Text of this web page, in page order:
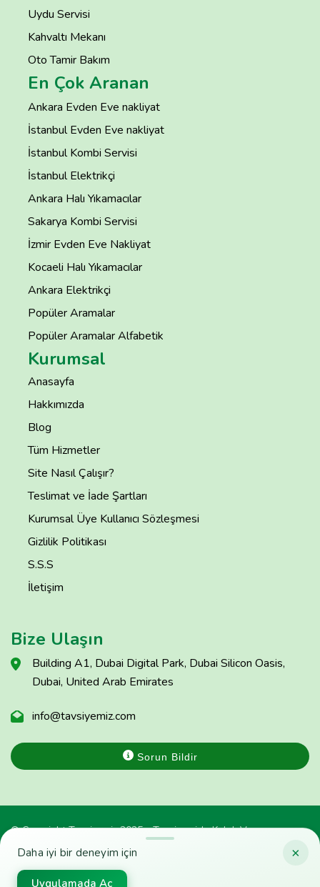
×
Daha iyi bir deneyim için
Uygulamada Aç
Uydu Servisi
Kahvaltı Mekanı
Oto Tamir Bakım
En Çok Aranan
Ankara Evden Eve nakliyat
İstanbul Evden Eve nakliyat
İstanbul Kombi Servisi
İstanbul Elektrikçi
Ankara Halı Yıkamacılar
Sakarya Kombi Servisi
İzmir Evden Eve Nakliyat
Kocaeli Halı Yıkamacılar
Ankara Elektrikçi
Popüler Aramalar
Popüler Aramalar Alfabetik
Kurumsal
Anasayfa
Hakkımızda
Blog
Tüm Hizmetler
Site Nasıl Çalışır?
Teslimat ve İade Şartları
Kurumsal Üye Kullanıcı Sözleşmesi
Gizlilik Politikası
S.S.S
İletişim
Bize Ulaşın
Building A1, Dubai Digital Park, Dubai Silicon Oasis,
Dubai, United Arab Emirates
info@tavsiyemiz.com
Sorun Bildir
© Copyright Tavsiyemiz 2025 - Tavsiyemiz'e Kulak Ver